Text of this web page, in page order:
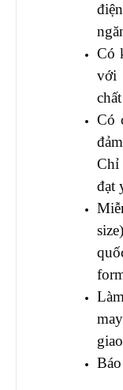
Có
với
Có
Chỉ
đạt